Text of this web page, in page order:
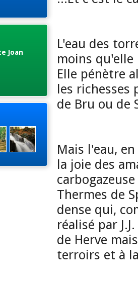
Joan
L'eau des
moins qu'elle
Elle pénètre
les richesses
de Bru ou de
Mais l'eau, en
la joie des
Thermes de
dense qui,
réalisé par
de Herve
terroirs et à